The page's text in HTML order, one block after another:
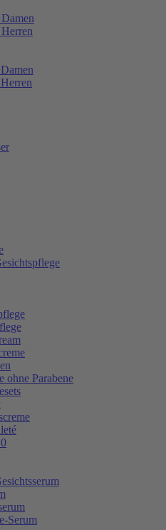
ohne Parabene
Serum